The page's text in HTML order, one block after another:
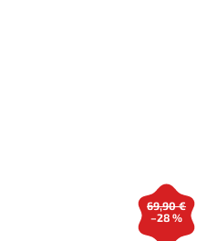
69,90 €
–28 %